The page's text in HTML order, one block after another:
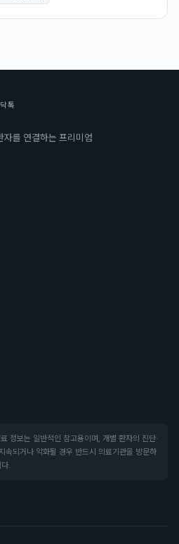
톡
자를 연결하는 프리미엄
정보는 일반적인 참고용이며, 개별 환자의 진단·
속되거나 악화될 경우 반드시 의료기관을 방문하
.